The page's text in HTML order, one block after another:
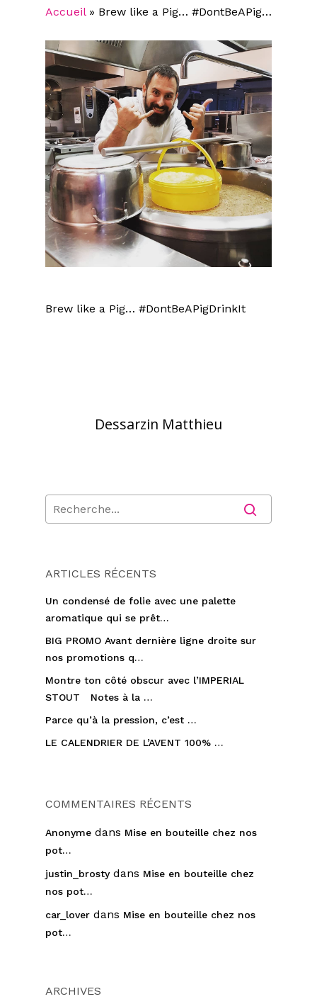
Accueil» Brew like a Pig… #DontBeAPig…
Brew like a Pig… #DontBeAPigDrinkIt
Dessarzin Matthieu
ARTICLES RÉCENTS
Un condensé de folie avec une palette
aromatique qui se prêt…
BIG PROMO Avant dernière ligne droite sur
nos promotions q…
Montre ton côté obscur avec l’IMPERIAL
STOUT Notes à la …
Parce qu’à la pression, c’est …
LE CALENDRIER DE L’AVENT 100% …
COMMENTAIRES RÉCENTS
Anonyme dans Mise en bouteille chez nos
pot…
justin_brostydans Mise en bouteille chez
nos pot…
car_lover dans Mise en bouteille chez nos
pot…
ARCHIVES